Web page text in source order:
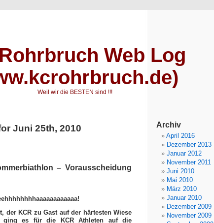
Web Log
Weil wir die BESTEN sind !!!
Juni 25th, 2010
– Vorausscheidung
der KCR zu Gast auf der härtesten Wiese
es für die KCR Athleten auf die
Archiv
April 2016
Dezember 2013
Januar 2012
November 2011
Juni 2010
Mai 2010
März 2010
Januar 2010
Dezember 2009
November 2009